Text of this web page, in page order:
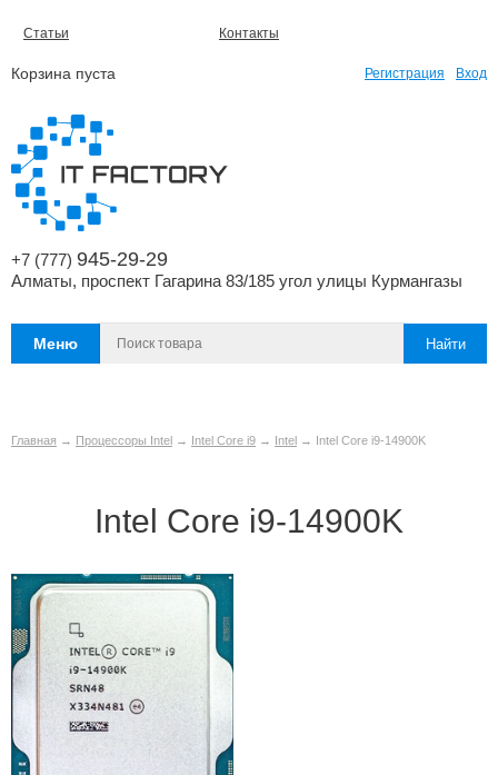
Статьи Контакты
Корзина пуста Регистрация Вход
+7 (777) 945-29-29
Алматы, проспект Гагарина 83/185 угол улицы Курмангазы
Меню
Главная → Процессоры Intel → Intel Core i9 → Intel → Intel Сore i9-14900K
Intel Сore i9-14900K